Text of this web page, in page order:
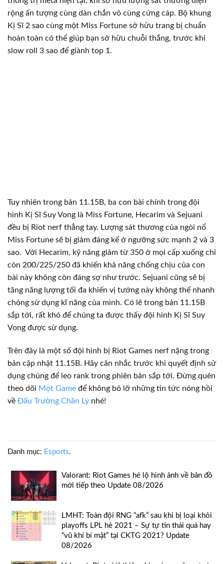
rộng ấn tượng cùng dàn chắn vô cùng cứng cáp. Bộ khung
Kị Sĩ 2 sao cùng một Miss Fortune sở hữu trang bị chuẩn
hoàn toàn có thể giúp bạn sở hữu chuỗi thắng, trước khi
slow roll 3 sao để giành top 1.
Tuy nhiên trong bản 11.15B, ba con bài chính trong đội
hình Kị Sĩ Suy Vong là Miss Fortune, Hecarim và Sejuani
đều bị Riot nerf thẳng tay. Lượng sát thương của ngòi nổ
Miss Fortune sẽ bị giảm đáng kể ở ngưỡng sức mạnh 2 và 3
sao. Với Hecarim, kỹ năng giảm từ 350 ở mọi cấp xuống chỉ
còn 200/225/250 đã khiến khả năng chống chịu của con
bài này không còn đáng sợ như trước. Sejuani cũng sẽ bị
tăng năng lượng tối đa khiến vị tướng này không thể nhanh
chóng sử dụng kĩ năng của mình. Có lẽ trong bản 11.15B
sắp tới, rất khó để chúng ta được thấy đội hình Kị Sĩ Suy
Vong được sử dụng.
Trên đây là một số đội hình bị Riot Games nerf nặng trong
bản cập nhật 11.15B. Hãy cân nhắc trước khi quyết định sử
dụng chúng để leo rank trong phiên bản sắp tới. Đừng quên
theo dõi Mọt Game để không bỏ lỡ những tin tức nóng hồi
về Đấu Trường Chân Lý nhé!
Danh mục: Esports.
Valorant: Riot Games hé lộ hình ảnh về bản đồ
mới tiếp theo Update 08/2026
LMHT: Toàn đội RNG “afk” sau khi bị loại khỏi
playoffs LPL hè 2021 – Sự tự tin thái quá hay
“vũ khí bí mật” tại CKTG 2021? Update
08/2026